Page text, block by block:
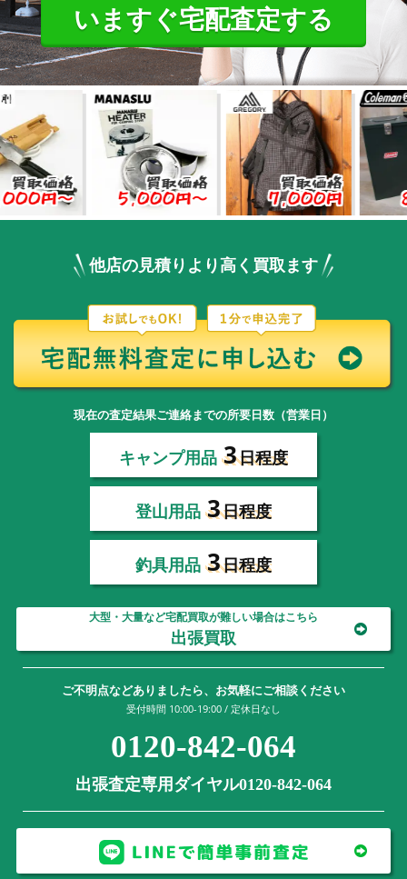
いますぐ宅配査定する
買取価格
5,000円〜
買取価格
7,000円
買取価
8,000
他店の見積りより高く買取ます
現在の査定結果ご連絡までの所要日数（営業日）
キャンプ用品 3日程度
登山用品 3日程度
釣具用品 3日程度
大型・大量など宅配買取が難しい場合はこちら
出張買取
ご不明点などありましたら、お気軽にご相談ください
受付時間 10:00-19:00 / 定休日なし
0120-842-064
出張査定専用ダイヤル0120-842-064